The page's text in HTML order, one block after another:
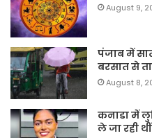
August 9,
पंजाब में
बरसात से
August 8,
कनाडा में
ले जा रही